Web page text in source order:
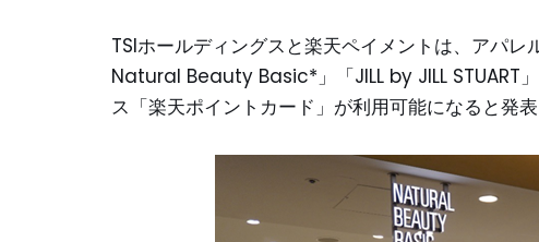
TSIホールディングスと楽天ペイメントは、アパレ
Natural Beauty Basic*」「JILL by JILL STUART
ス「楽天ポイントカード」が利用可能になると発表